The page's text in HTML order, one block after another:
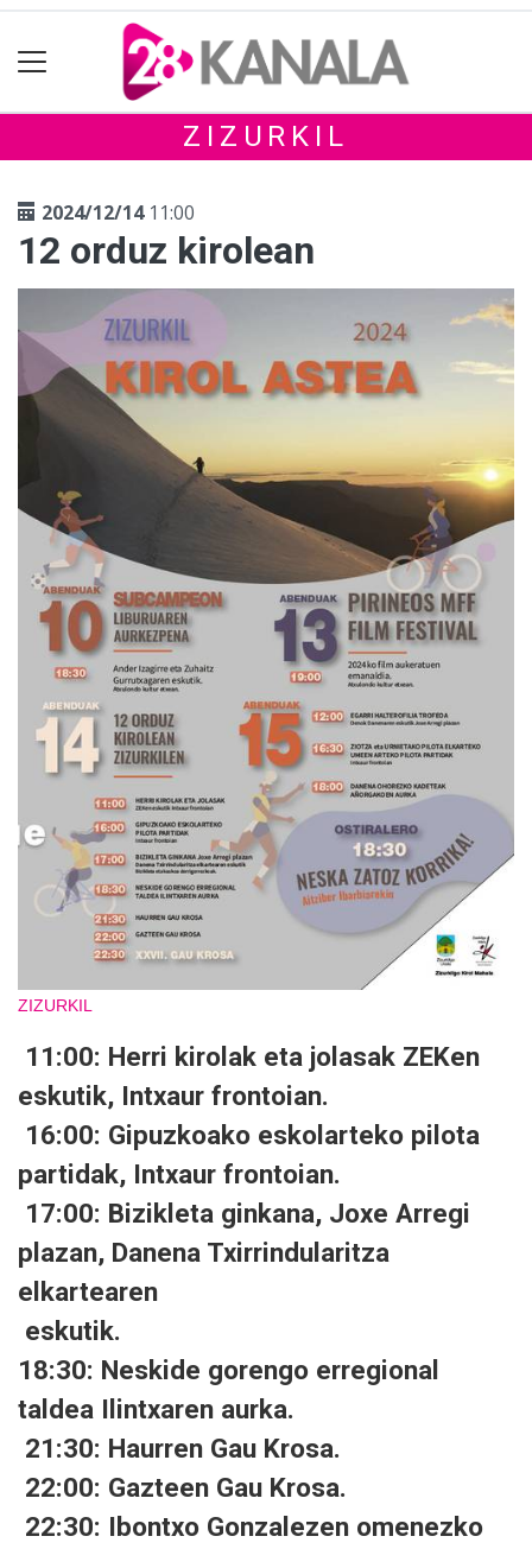
ZIZURKIL
2024/12/1411:00
12 orduz kirolean
ZIZURKIL
11:00: Herri kirolak eta jolasak ZEKen
eskutik, Intxaur frontoian.
16:00: Gipuzkoako eskolarteko pilota
partidak, Intxaur frontoian.
17:00: Bizikleta ginkana, Joxe Arregi
plazan, Danena Txirrindularitza
elkartearen
eskutik.
18:30: Neskide gorengo erregional
taldea Ilintxaren aurka.
21:30: Haurren Gau Krosa.
22:00: Gazteen Gau Krosa.
22:30: Ibontxo Gonzalezen omenezko